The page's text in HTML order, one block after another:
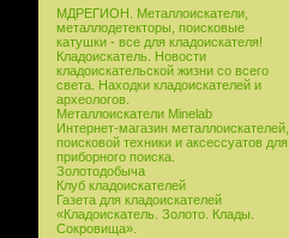
МДРЕГИОН. Металлоискатели,
металлодетекторы, поисковые
катушки - все для кладоискателя!
Кладоискатель. Новости
кладоискательской жизни со всего
света. Находки кладоискателей и
археологов.
Металлоискатели Minelab
Интернет-магазин металлоискателей,
поисковой техники и аксессуатов для
приборного поиска.
Золотодобыча
Клуб кладоискателей
Газета для кладоискателей
«Кладоискатель. Золото. Клады.
Сокровища».